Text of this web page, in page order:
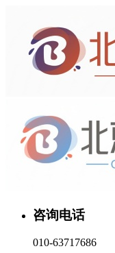
咨询电话
010-63717686